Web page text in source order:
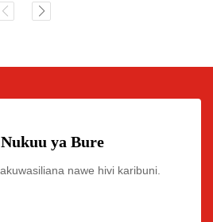
ya Bure
nawe hivi karibuni.